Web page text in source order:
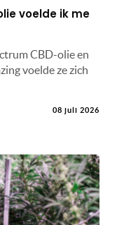
voelde ik me
CBD-olie en
voelde ze zich
08 juli 2026